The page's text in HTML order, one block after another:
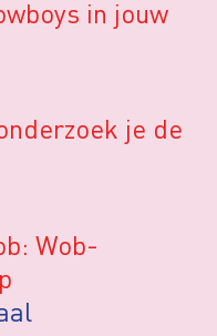
in jouw
je de
Wob-